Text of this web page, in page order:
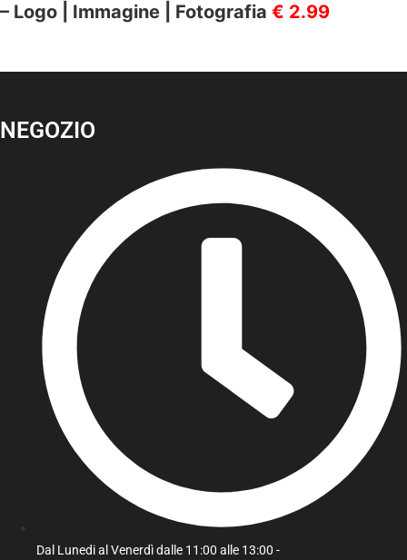
– Logo | Immagine | Fotografia € 2.99
NEGOZIO
Dal Lunedi al Venerdì dalle 11:00 alle 13:00 -